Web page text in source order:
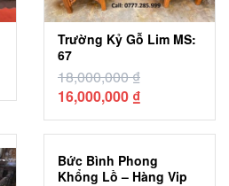
Trường Kỷ Gỗ Lim MS:
67
18,000,000₫
Giá
gốc
là:
18,000,000 ₫.
16,000,000 ₫
hiện
tại
là:
16,000,000 ₫.
Bức Bình Phong
Khổng Lồ – Hàng Vip